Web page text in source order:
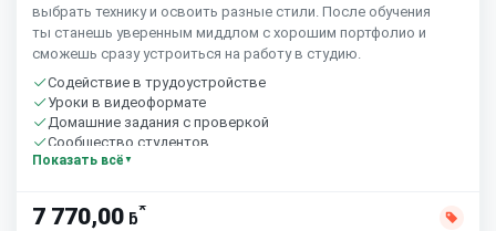
выбрать технику и освоить разные стили. После обучения
ты станешь уверенным миддлом с хорошим портфолио и
сможешь сразу устроиться на работу в студию.
Содействие в трудоустройстве
Уроки в видеоформате
Домашние задания с проверкой
Сообщество студентов
Показать всё
7 770,00 ƃ*